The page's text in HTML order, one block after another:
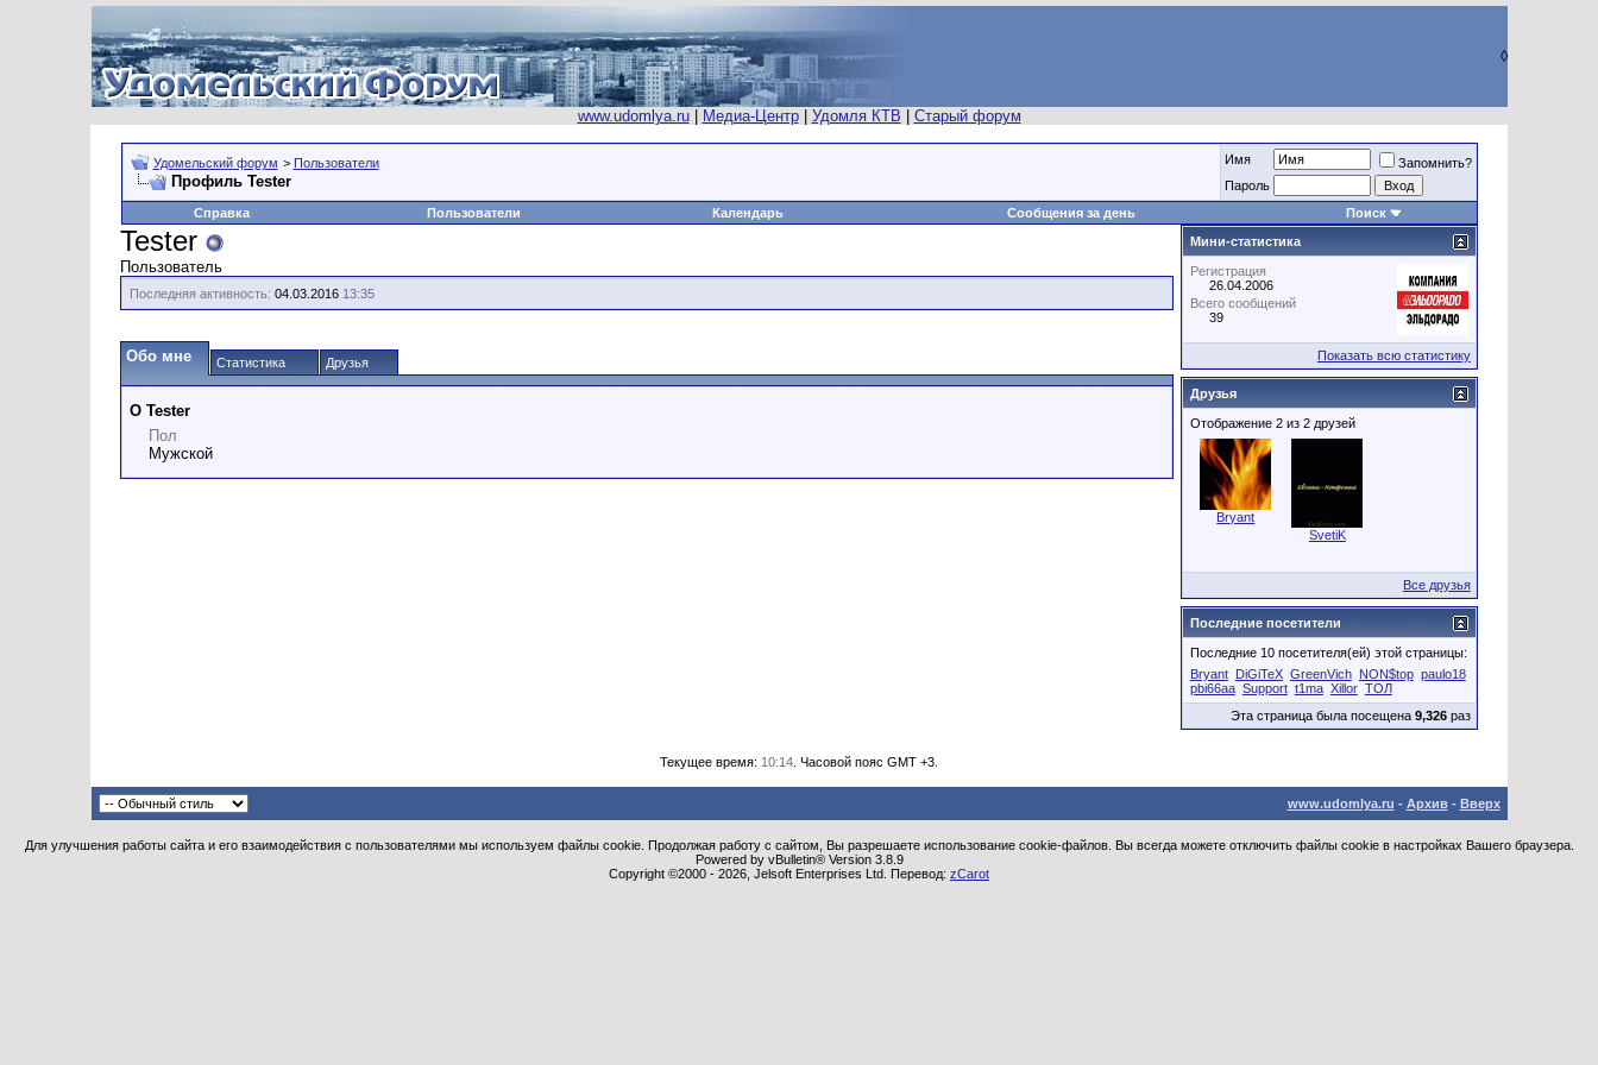
◊
www.udomlya.ru| Медиа-Центр| Удомля КТВ Старый форум
Удомельский форум > Пользователи
Профиль Tester
Имя
Запомнить?
Пароль
Справка
Пользователи Календарь Сообщения за день Поиск
Tester
Пользователь
Последняя активность: 04.03.2016 13:35
Обо мне Статистика Друзья
О Tester
Пол
Мужской
Мини-статистика
Регистрация
26.04.2006
Всего сообщений
39
Показать всю статистику
Друзья
Отображение 2 из 2 друзей
Bryant
SvetiK
Все друзья
Последние посетители
Последние 10 посетителя(ей) этой страницы:
Bryant
DiGiTeX GreenVich NON$top paulo18
pbi66aa Support t1ma Xillor ТОЛ
Эта страница была посещена 9,326раз
Текущее время: 10:14 . Часовой пояс GMT +3.
www.udomlya.ru - Архив- Вверх
Для улучшения работы сайта и его взаимодействия с пользователями мы используем файлы cookie. Продолжая работу с сайтом, Вы разрешаете использование cookie-файлов. Вы всегда можете отключить файлы cookie в настройках Вашего браузера.
Powered by vBulletin® Version 3.8.9
Copyright ©2000 - 2026, Jelsoft Enterprises Ltd. Перевод: zCarot